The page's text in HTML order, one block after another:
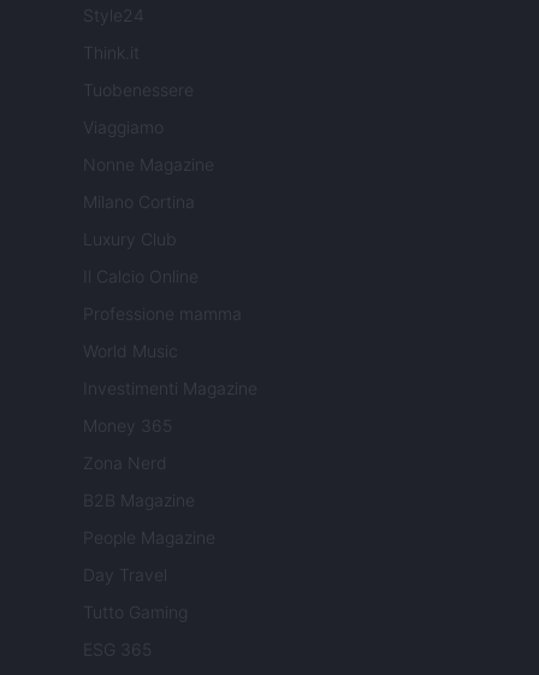
Style24
Think.it
Tuobenessere
Viaggiamo
Nonne Magazine
Milano Cortina
Luxury Club
Il Calcio Online
Professione mamma
World Music
Investimenti Magazine
Money 365
Zona Nerd
B2B Magazine
People Magazine
Day Travel
Tutto Gaming
ESG 365